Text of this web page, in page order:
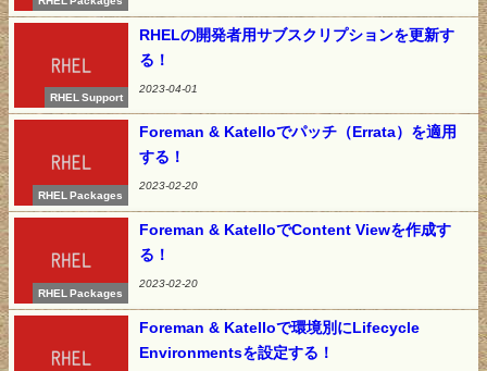
RHEL Support
RHELの開発者用サブスクリプションを更新す
る！
2023-04-01
RHEL Packages
Foreman & Katelloでパッチ（Errata）を適用
する！
2023-02-20
RHEL Packages
Foreman & KatelloでContent Viewを作成す
る！
2023-02-20
Foreman & Katelloで環境別にLifecycle
Environmentsを設定する！